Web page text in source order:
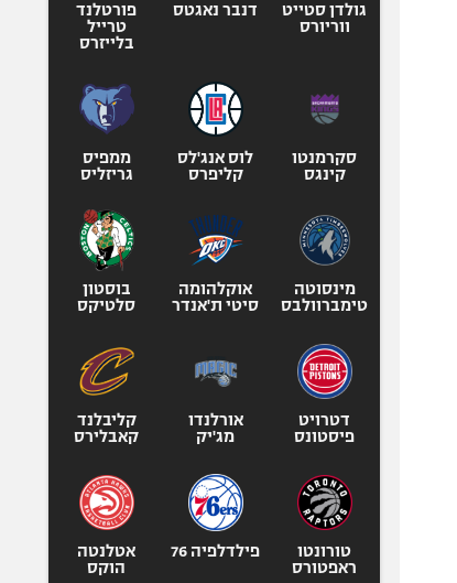
גולדן סטייט
ווריורס
דנבר נאגטס
פורטלנד
טרייל
בלייזרס
סקרמנטו
קינגס
לוס אנג'לס
קליפרס
ממפיס
גריזליס
מינסוטה
טימברוולבס
אוקלהומה
סיטי ת'אנדר
בוסטון
סלטיקס
דטרויט
פיסטונס
אורלנדו
מג'יק
קליבלנד
קאבלירס
טורונטו
ראפטורס
פילדלפיה 76
אטלנטה
הוקס